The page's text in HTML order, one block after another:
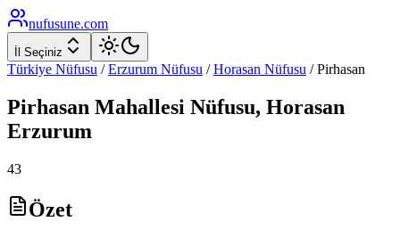
nufusune.com
İl Seçiniz
Türkiye Nüfusu / Erzurum Nüfusu / Horasan Nüfusu /Pirhasan
Pirhasan Mahallesi Nüfusu, Horasan
Erzurum
43
Özet